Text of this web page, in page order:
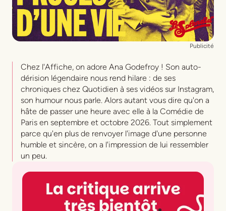
Publicité
Chez l'Affiche, on adore Ana Godefroy ! Son auto-
dérision légendaire nous rend hilare : de ses
chroniques chez Quotidien à ses vidéos sur Instagram,
son humour nous parle. Alors autant vous dire qu'on a
hâte de passer une heure avec elle à la Comédie de
Paris en septembre et octobre 2026. Tout simplement
parce qu'en plus de renvoyer l'image d'une personne
humble et sincère, on a l'impression de lui ressembler
un peu.